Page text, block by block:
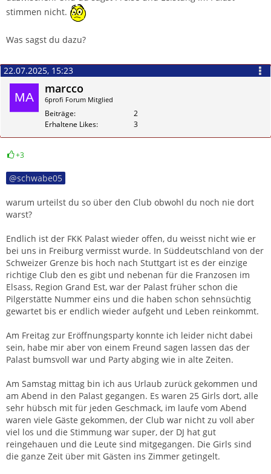
stimmen nicht.
Was sagst du dazu?
22.07.2025, 15:23
marcco
6profi Forum Mitglied
Beiträge
2
Erhaltene Likes
3
+3
schwabe05
warum urteilst du so über den Club obwohl du noch nie dort
warst?
Endlich ist der FKK Palast wieder offen, du weisst nicht wie er
bei uns in Freiburg vermisst wurde. In Süddeutschland von der
Schweizer Grenze bis hoch nach Stuttgart ist es der einzige
richtige Club den es gibt und nebenan für die Franzosen im
Elsass, Region Grand Est, war der Palast früher schon die
Pilgerstätte Nummer eins und die haben schon sehnsüchtig
gewartet bis er endlich wieder aufgeht und Leben reinkommt.
Am Freitag zur Eröffnungsparty konnte ich leider nicht dabei
sein, habe mir aber von einem Freund sagen lassen das der
Palast bumsvoll war und Party abging wie in alte Zeiten.
Am Samstag mittag bin ich aus Urlaub zurück gekommen und
am Abend in den Palast gegangen. Es waren 25 Girls dort, alle
sehr hübsch mit für jeden Geschmack, im laufe vom Abend
waren viele Gäste gekommen, der Club war nicht zu voll aber
viel los und die Stimmung war super, der DJ hat gut
reingehauen und die Leute sind mitgegangen. Die Girls sind
die ganze Zeit über mit Gästen ins Zimmer getingelt.